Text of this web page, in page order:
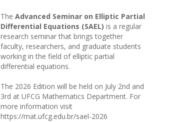
The Advanced Seminar on Elliptic Partial
Differential Equations (SAEL) is a regular
research seminar that brings together
faculty, researchers, and graduate students
working in the field of elliptic partial
differential equations.
The 2026 Edition will be held on July 2nd and
3rd at UFCG Mathematics Department. For
more information visit
https://mat.ufcg.edu.br/sael-2026